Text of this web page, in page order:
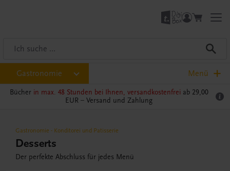
Gastronomie Menü
Bücher in max. 48 Stunden bei Ihnen, versandkostenfrei ab 29,00
EUR – Versand und Zahlung
Gastronomie - Konditorei und Patisserie
Desserts
Der perfekte Abschluss für jedes Menü